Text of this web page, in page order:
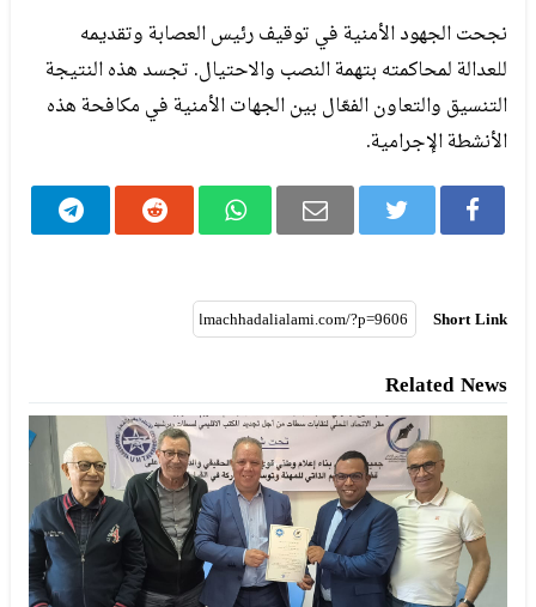
نجحت الجهود الأمنية في توقيف رئيس العصابة وتقديمه
للعدالة لمحاكمته بتهمة النصب والاحتيال. تجسد هذه النتيجة
التنسيق والتعاون الفعّال بين الجهات الأمنية في مكافحة هذه
الأنشطة الإجرامية.
Short Link
Related News